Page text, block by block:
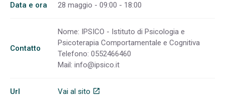
Data e ora 28 maggio - 09:00 - 18:00
Contatto
Nome: IPSICO - Istituto di Psicologia e
Psicoterapia Comportamentale e Cognitiva
Telefono: 0552466460
Mail: info@ipsico.it
Url Vai al sito open_in_new